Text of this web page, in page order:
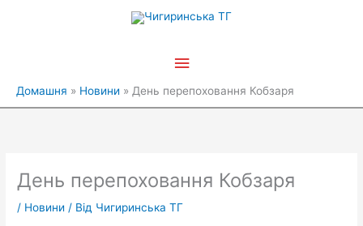
Головне
Домашня Новини День перепоховання Кобзаря
День перепоховання Кобзаря
/ Новини / Від Чигиринська ТГ